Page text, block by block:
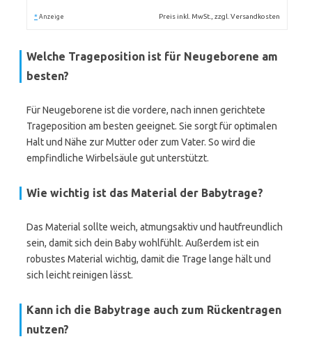
* Anzeige Preis inkl. MwSt., zzgl. Versandkosten
Welche Trageposition ist für Neugeborene am
besten?
Für Neugeborene ist die vordere, nach innen gerichtete
Trageposition am besten geeignet. Sie sorgt für optimalen
Halt und Nähe zur Mutter oder zum Vater. So wird die
empfindliche Wirbelsäule gut unterstützt.
Wie wichtig ist das Material der Babytrage?
Das Material sollte weich, atmungsaktiv und hautfreundlich
sein, damit sich dein Baby wohlfühlt. Außerdem ist ein
robustes Material wichtig, damit die Trage lange hält und
sich leicht reinigen lässt.
Kann ich die Babytrage auch zum Rückentragen
nutzen?